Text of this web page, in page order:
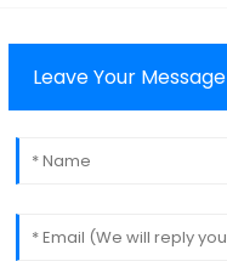
Leave Your Message